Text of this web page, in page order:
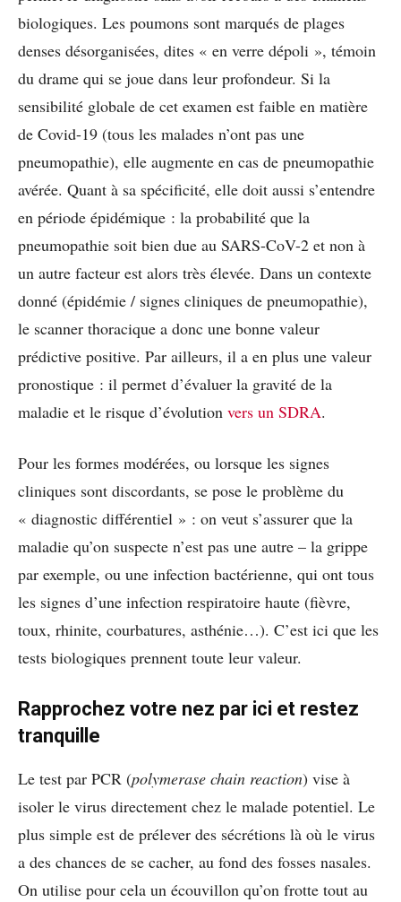
biologiques. Les poumons sont marqués de plages
denses désorganisées, dites « en verre dépoli », témoin
du drame qui se joue dans leur profondeur. Si la
sensibilité globale de cet examen est faible en matière
de Covid-19 (tous les malades n’ont pas une
pneumopathie), elle augmente en cas de pneumopathie
avérée. Quant à sa spécificité, elle doit aussi s’entendre
en période épidémique : la probabilité que la
pneumopathie soit bien due au SARS-CoV-2 et non à
un autre facteur est alors très élevée. Dans un contexte
donné (épidémie / signes cliniques de pneumopathie),
le scanner thoracique a donc une bonne valeur
prédictive positive. Par ailleurs, il a en plus une valeur
pronostique : il permet d’évaluer la gravité de la
maladie et le risque d’évolution vers un SDRA.
Pour les formes modérées, ou lorsque les signes
cliniques sont discordants, se pose le problème du
« diagnostic différentiel » : on veut s’assurer que la
maladie qu’on suspecte n’est pas une autre – la grippe
par exemple, ou une infection bactérienne, qui ont tous
les signes d’une infection respiratoire haute (fièvre,
toux, rhinite, courbatures, asthénie…). C’est ici que les
tests biologiques prennent toute leur valeur.
Rapprochez votre nez par ici et restez
tranquille
Le test par PCR (polymerase chain reaction) vise à
isoler le virus directement chez le malade potentiel. Le
plus simple est de prélever des sécrétions là où le virus
a des chances de se cacher, au fond des fosses nasales.
On utilise pour cela un écouvillon qu’on frotte tout au